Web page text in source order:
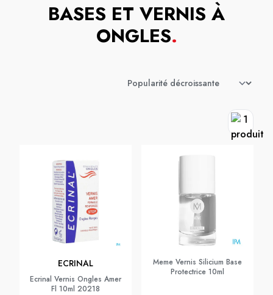
BASES ET VERNIS À
ONGLES.
ECRINAL
Ecrinal Vernis Ongles Amer
Fl 10ml 20218
Meme Vernis Silicium Base
Protectrice 10ml